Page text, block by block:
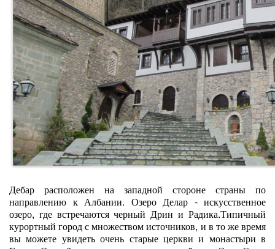
Дебар расположен на западной стороне страны по
направлению к Албании. Озеро Делар - искусственное
озеро, где встречаются черный Дрин и Радика.Типичный
курортный город с множеством источников, и в то же время
вы можете увидеть очень старые церкви и монастыри в